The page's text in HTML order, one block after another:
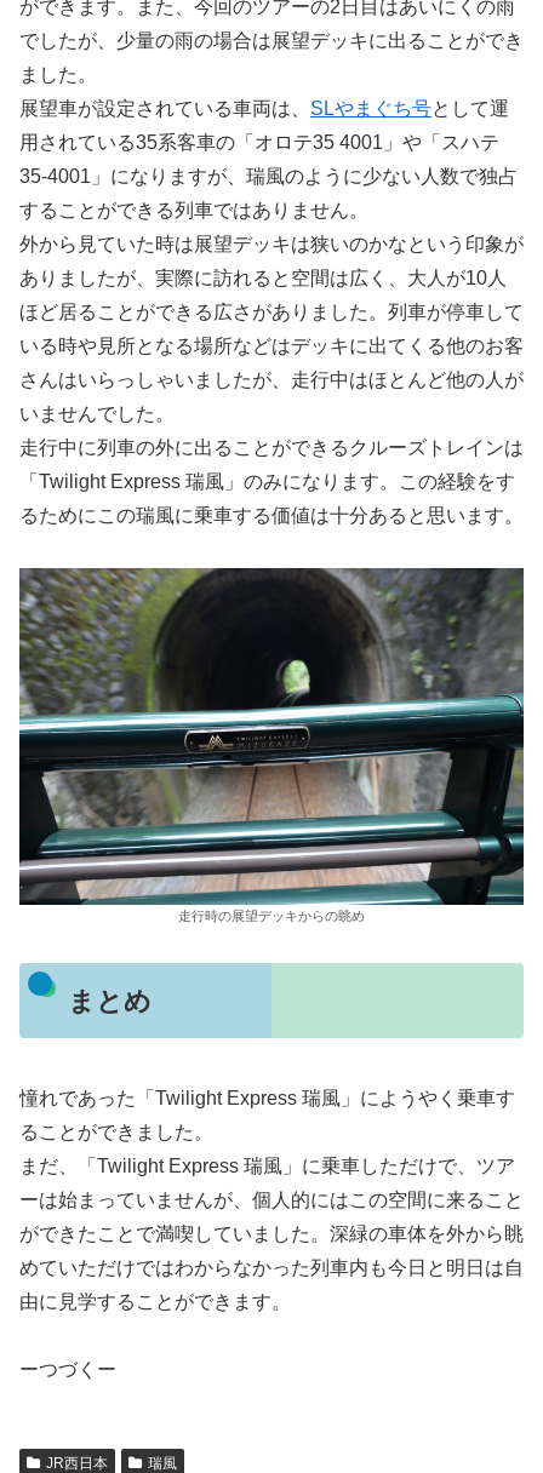
ができます。また、今回のツアーの2日目はあいにくの雨
でしたが、少量の雨の場合は展望デッキに出ることができ
ました。
展望車が設定されている車両は、 SLやまぐち号として運
用されている35系客車の「オロテ35 4001」や「スハテ
35-4001」になりますが、瑞風のように少ない人数で独占
することができる列車ではありません。
外から見ていた時は展望デッキは狭いのかなという印象が
ありましたが、実際に訪れると空間は広く、大人が10人
ほど居ることができる広さがありました。列車が停車して
いる時や見所となる場所などはデッキに出てくる他のお客
さんはいらっしゃいましたが、走行中はほとんど他の人が
いませんでした。
走行中に列車の外に出ることができるクルーズトレインは
「Twilight Express 瑞風」のみになります。この経験をす
るためにこの瑞風に乗車する価値は十分あると思います。
走行時の展望デッキからの眺め
まとめ
憧れであった「Twilight Express 瑞風」にようやく乗車す
ることができました。
まだ、「Twilight Express 瑞風」に乗車しただけで、ツア
ーは始まっていませんが、個人的にはこの空間に来ること
ができたことで満喫していました。深緑の車体を外から眺
めていただけではわからなかった列車内も今日と明日は自
由に見学することができます。
ーつづくー
JR西日本 瑞風